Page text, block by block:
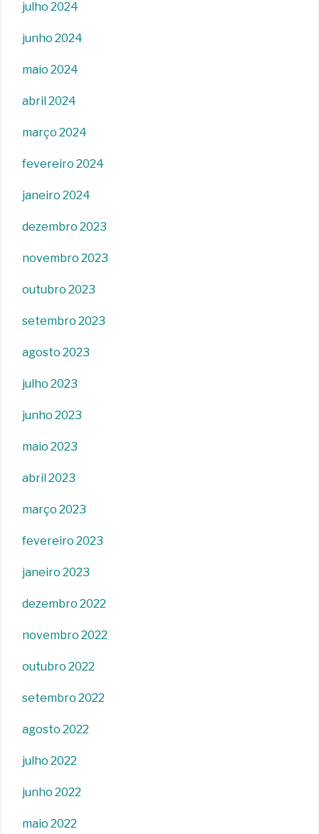
julho 2024
junho 2024
maio 2024
abril 2024
março 2024
fevereiro 2024
janeiro 2024
dezembro 2023
novembro 2023
outubro 2023
setembro 2023
agosto 2023
julho 2023
junho 2023
maio 2023
abril 2023
março 2023
fevereiro 2023
janeiro 2023
dezembro 2022
novembro 2022
outubro 2022
setembro 2022
agosto 2022
julho 2022
junho 2022
maio 2022